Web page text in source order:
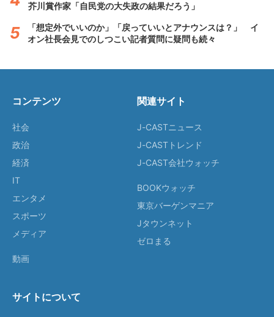
芥川賞作家「自民党の大失政の結果だろう」
「想定外でいいのか」「戻っていいとアナウンスは？」 イ
オン社長会見でのしつこい記者質問に疑問も続々
コンテンツ
社会
政治
経済
IT
エンタメ
スポーツ
メディア
動画
関連サイト
J-CASTニュース
J-CASTトレンド
J-CAST会社ウォッチ
BOOKウォッチ
東京バーゲンマニア
Jタウンネット
ゼロまる
サイトについて